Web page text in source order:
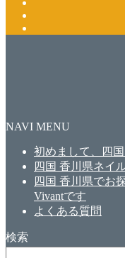
NAVI MENU
初めまして、四
四国 香川県ネイ
四国 香川県でお
Vivantです
よくある質問
検索